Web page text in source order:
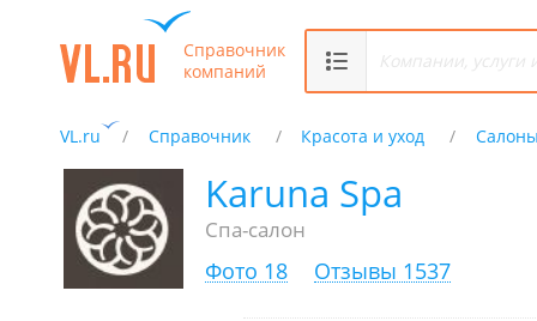
Справочник
компаний
VL.ru Справочник Красота и уход
Karuna Spa
Спа-салон
Фото 18 Отзывы 1537